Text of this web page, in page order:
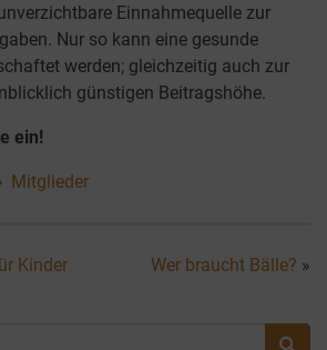
Einnahmequelle zur
Nur so kann eine gesunde
werden; gleichzeitig auch zur
günstigen Beitragshöhe.
ein!
Mitglieder
Kinder
Wer braucht Bälle? »